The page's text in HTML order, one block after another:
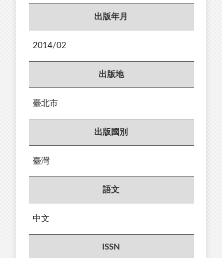
出版年月
2014/02
出版地
臺北市
出版國別
臺灣
語文
中文
ISSN